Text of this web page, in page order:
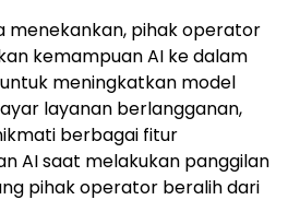
menekankan, pihak operator
kemampuan AI ke dalam
untuk meningkatkan model
layanan berlangganan,
berbagai fitur
AI saat melakukan panggilan
pihak operator beralih dari